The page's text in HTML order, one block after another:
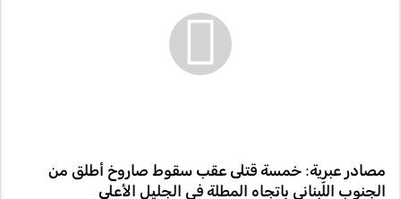
مصادر عبرية: خمسة قتلى عقب سقوط صاروخ أطلق من
الجنوب اللّبناني باتجاه المطلة في الجليل الأعلى